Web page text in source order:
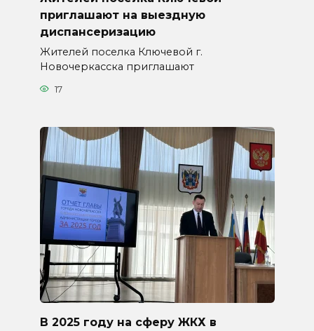
приглашают на выездную
диспансеризацию
Жителей поселка Ключевой г.
Новочеркасска приглашают
17
В 2025 году на сферу ЖКХ в